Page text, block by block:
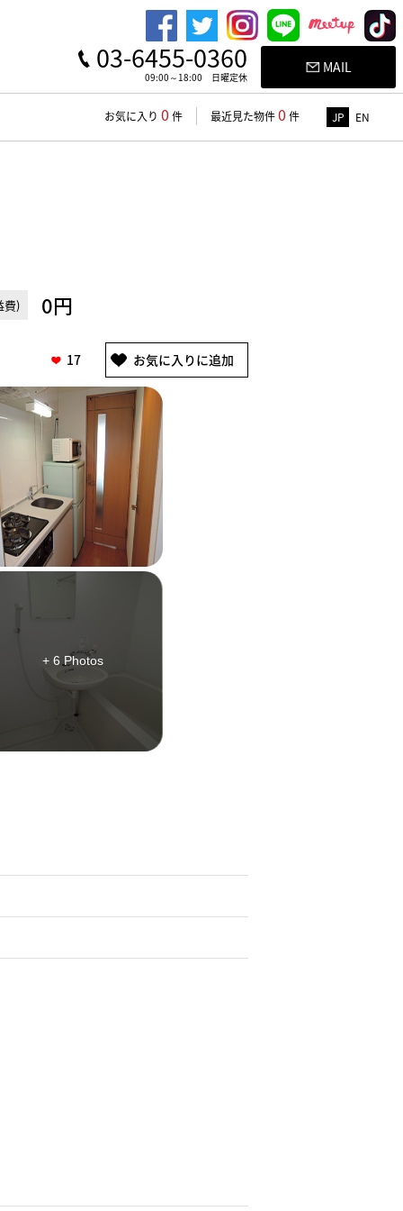
03-6455-0360
09:00～18:00 日曜定休
MAIL
お気に入り 0 件 最近見た物件0 件 JP EN
費) 0円
17
+ 6 Photos